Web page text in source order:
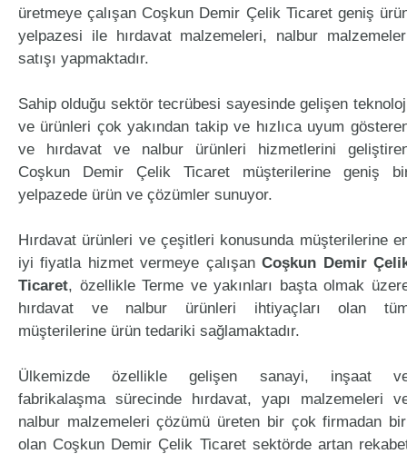
üretmeye çalışan Coşkun Demir Çelik Ticaret geniş
yelpazesi ile hırdavat malzemeleri, nalbur
satışı yapmaktadır.
Sahip olduğu sektör tecrübesi sayesinde gelişen
ve ürünleri çok yakından takip ve hızlıca uyum
ve hırdavat ve nalbur ürünleri hizmetlerini
Coşkun Demir Çelik Ticaret müşterilerine geniş
yelpazede ürün ve çözümler sunuyor.
Hırdavat ürünleri ve çeşitleri konusunda müşterilerine
iyi fiyatla hizmet vermeye çalışanCoşkun Demir
Ticaret, özellikle Terme ve yakınları başta olmak
hırdavat ve nalbur ürünleri ihtiyaçları olan
müşterilerine ürün tedariki sağlamaktadır.
Ülkemizde özellikle gelişen sanayi, inşaat
fabrikalaşma sürecinde hırdavat, yapı malzemeleri
nalbur malzemeleri çözümü üreten bir çok firmadan
olan Coşkun Demir Çelik Ticaret sektörde artan